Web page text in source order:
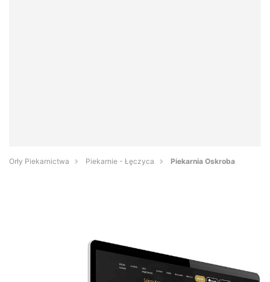
Orły Piekarnictwa Piekarnie - Łęczyca Piekarnia Oskroba